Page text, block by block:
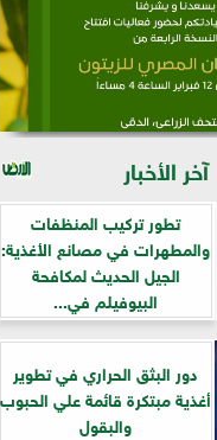
آخر الأخبار
تطور تركيب المنظفات
والمطهرات في مصانع الأغذية:
الجيل الحديث لمكافحة
البيوفيلم في...
دور البثق الحراري في تطوير
أغذية مبتكرة قائمة علي الحبوب
والبقول